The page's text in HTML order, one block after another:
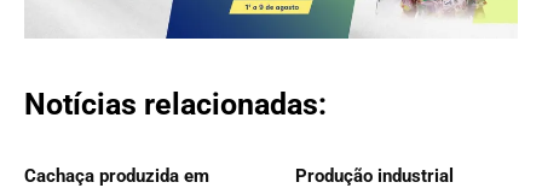
Notícias relacionadas:
Cachaça produzida em
Produção industrial